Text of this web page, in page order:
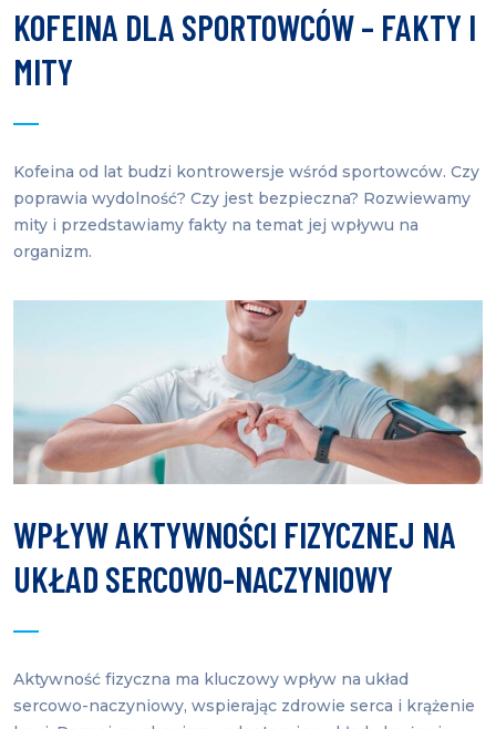
KOFEINA DLA SPORTOWCÓW – FAKTY I
MITY
Kofeina od lat budzi kontrowersje wśród sportowców. Czy
poprawia wydolność? Czy jest bezpieczna? Rozwiewamy
mity i przedstawiamy fakty na temat jej wpływu na
organizm.
WPŁYW AKTYWNOŚCI FIZYCZNEJ NA
UKŁAD SERCOWO-NACZYNIOWY
Aktywność fizyczna ma kluczowy wpływ na układ
sercowo-naczyniowy, wspierając zdrowie serca i krążenie